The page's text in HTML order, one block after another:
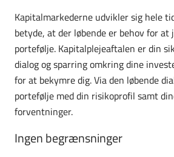
Kapitalmarkederne udvikler sig hele
betyde, at der løbende er behov for at
portefølje. Kapitalplejeaftalen er din
dialog og sparring omkring dine
for at bekymre dig. Via den løbende
portefølje med din risikoprofil samt
forventninger.
Ingen begrænsninger